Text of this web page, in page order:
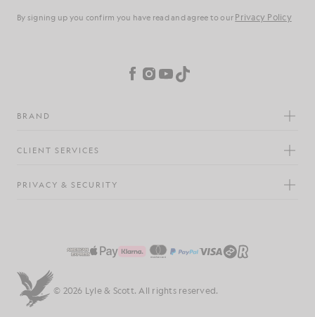
integritetspolicy
Facebook
Instagram
YouTube
TikTok
VARUMÄRKE
KUNDTJÄNST
SEKRETESS OCH SÄKERHET
© 2026 Lyle & Scott. Alla rättigheter förbehållna.